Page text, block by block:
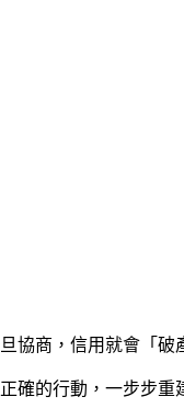
商，信用就會「
確的行動，一步步重